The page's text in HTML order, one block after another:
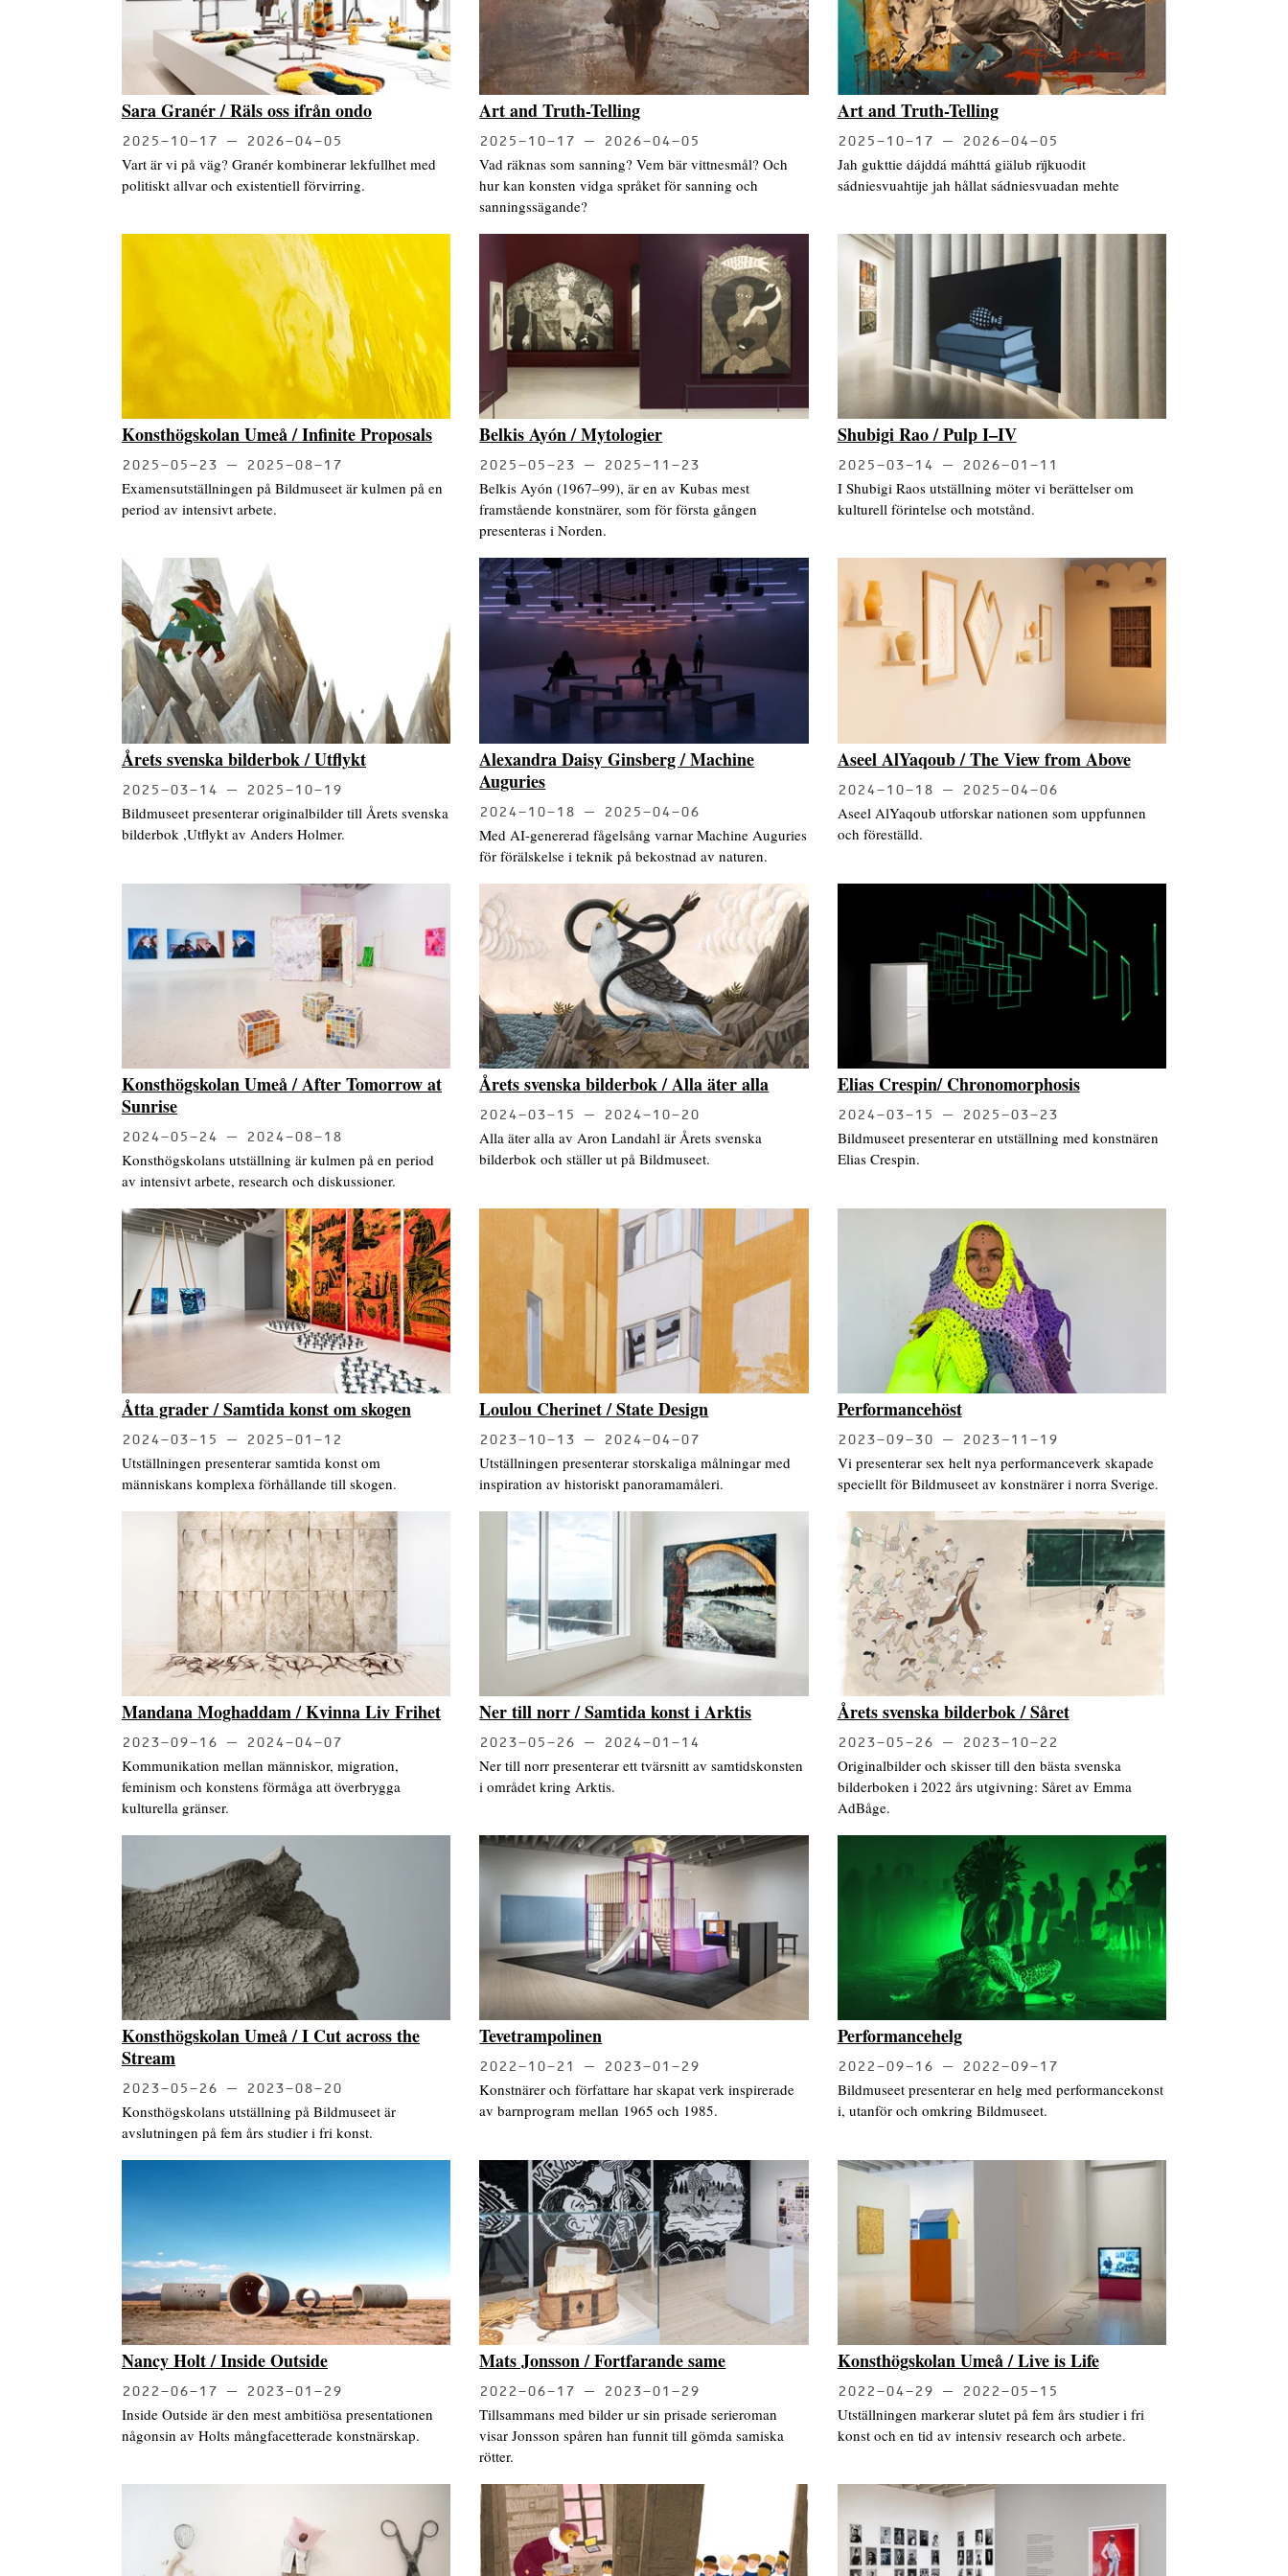
Sara Granér / Räls oss ifrån ondo
2025-10-17 2026-04-05
Vart är vi på väg? Granér kombinerar lekfullhet med
politiskt allvar och existentiell förvirring.
Art and Truth-Telling
2025-10-17 2026-04-05
Vad räknas som sanning? Vem bär vittnesmål? Och
hur kan konsten vidga språket för sanning och
sanningssägande?
Art and Truth-Telling
2025-10-17 2026-04-05
Jah gukttie dájddá máhttá giälub rïjkuodit
sádniesvuahtije jah hållat sádniesvuadan mehte
Konsthögskolan Umeå / Infinite Proposals
2025-05-23 2025-08-17
Examensutställningen på Bildmuseet är kulmen på en
period av intensivt arbete.
Belkis Ayón / Mytologier
2025-05-23 2025-11-23
Belkis Ayón (1967–99), är en av Kubas mest
framstående konstnärer, som för första gången
presenteras i Norden.
Shubigi Rao / Pulp I–IV
2025-03-14 2026-01-11
I Shubigi Raos utställning möter vi berättelser om
kulturell förintelse och motstånd.
Årets svenska bilderbok / Utflykt
2025-03-14 2025-10-19
Bildmuseet presenterar originalbilder till Årets svenska
bilderbok ,Utflykt av Anders Holmer.
Alexandra Daisy Ginsberg / Machine
Auguries
2024-10-18 2025-04-06
Med AI-genererad fågelsång varnar Machine Auguries
för förälskelse i teknik på bekostnad av naturen.
Aseel AlYaqoub / The View from Above
2024-10-18 2025-04-06
Aseel AlYaqoub utforskar nationen som uppfunnen
och föreställd.
Konsthögskolan Umeå / After Tomorrow at
Sunrise
2024-05-24 2024-08-18
Konsthögskolans utställning är kulmen på en period
av intensivt arbete, research och diskussioner.
Årets svenska bilderbok / Alla äter alla
2024-03-15 2024-10-20
Alla äter alla av Aron Landahl är Årets svenska
bilderbok och ställer ut på Bildmuseet.
Elias Crespin/ Chronomorphosis
2024-03-15 2025-03-23
Bildmuseet presenterar en utställning med konstnären
Elias Crespin.
Åtta grader / Samtida konst om skogen
2024-03-15 2025-01-12
Utställningen presenterar samtida konst om
människans komplexa förhållande till skogen.
Loulou Cherinet / State Design
2023-10-13 2024-04-07
Utställningen presenterar storskaliga målningar med
inspiration av historiskt panoramamåleri.
Performancehöst
2023-09-30 2023-11-19
Vi presenterar sex helt nya performanceverk skapade
speciellt för Bildmuseet av konstnärer i norra Sverige.
Mandana Moghaddam / Kvinna Liv Frihet
2023-09-16 2024-04-07
Kommunikation mellan människor, migration,
feminism och konstens förmåga att överbrygga
kulturella gränser.
Ner till norr / Samtida konst i Arktis
2023-05-26 2024-01-14
Ner till norr presenterar ett tvärsnitt av samtidskonsten
i området kring Arktis.
Årets svenska bilderbok / Såret
2023-05-26 2023-10-22
Originalbilder och skisser till den bästa svenska
bilderboken i 2022 års utgivning: Såret av Emma
AdBåge.
Konsthögskolan Umeå / I Cut across the
Stream
2023-05-26 2023-08-20
Konsthögskolans utställning på Bildmuseet är
avslutningen på fem års studier i fri konst.
Tevetrampolinen
2022-10-21 2023-01-29
Konstnärer och författare har skapat verk inspirerade
av barnprogram mellan 1965 och 1985.
Performancehelg
2022-09-16 2022-09-17
Bildmuseet presenterar en helg med performancekonst
i, utanför och omkring Bildmuseet.
Nancy Holt / Inside Outside
2022-06-17 2023-01-29
Inside Outside är den mest ambitiösa presentationen
någonsin av Holts mångfacetterade konstnärskap.
Mats Jonsson / Fortfarande same
2022-06-17 2023-01-29
Tillsammans med bilder ur sin prisade serieroman
visar Jonsson spåren han funnit till gömda samiska
rötter.
Konsthögskolan Umeå / Live is Life
2022-04-29 2022-05-15
Utställningen markerar slutet på fem års studier i fri
konst och en tid av intensiv research och arbete.